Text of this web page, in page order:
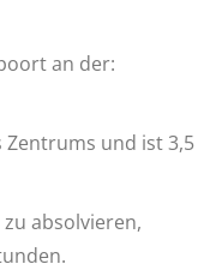
an der:
Zentrums und ist 3,5
absolvieren,